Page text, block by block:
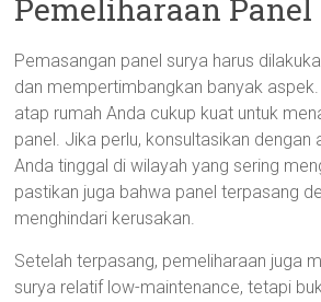
Pemeliharaan Panel
Pemasangan panel surya harus
dan mempertimbangkan banyak
atap rumah Anda cukup kuat untuk
panel. Jika perlu, konsultasikan dengan
Anda tinggal di wilayah yang sering
pastikan juga bahwa panel terpasang
menghindari kerusakan.
Setelah terpasang, pemeliharaan juga
surya relatif low-maintenance, tetapi